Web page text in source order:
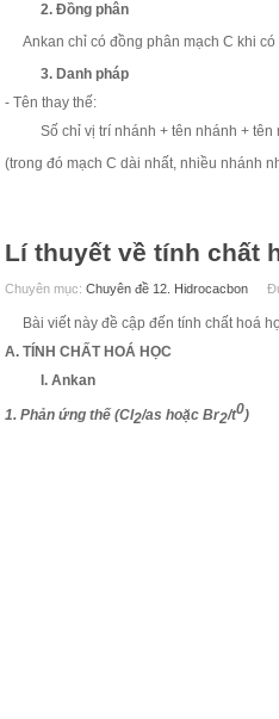
2. Đồng phân
Ankan chỉ có đồng phân mạch C khi có
3. Danh pháp
- Tên thay thế:
Số chỉ vị trí nhánh + tên nhánh + tên
(trong đó mạch C dài nhất, nhiều nhánh
Lí thuyết về tính chất
Chuyên mục: Chuyên đề 12. Hidrocacbon
Bài viết này đề cập đến tính chất hoá
A. TÍNH CHẤT HOÁ HỌC
I. Ankan
1. Phản ứng thế (Cl2/as hoặc Br2/t0)